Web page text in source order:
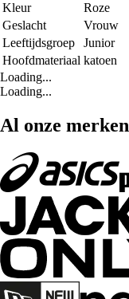
Kleur
Roze
Geslacht
Vrouw
Leeftijdsgroep
Junior
Hoofdmateriaal katoen
Loading...
Loading...
Al onze merken